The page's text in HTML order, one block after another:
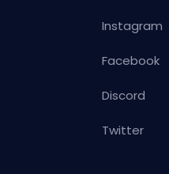
Instagram
Facebook
Discord
Twitter